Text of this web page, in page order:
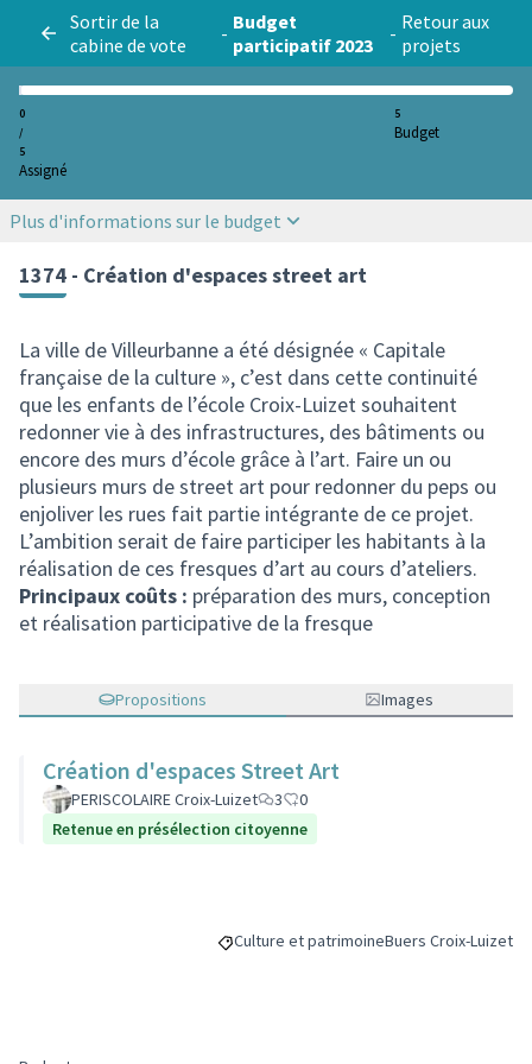
Sortir de la
cabine de vote
- Budget
participatif 2023
- Retour aux
projets
0
/
5
Assigné
5
Budget
Plus d'informations sur le budget
1374 - Création d'espaces street art
La ville de Villeurbanne a été désignée « Capitale
française de la culture », c’est dans cette continuité
que les enfants de l’école Croix-Luizet souhaitent
redonner vie à des infrastructures, des bâtiments ou
encore des murs d’école grâce à l’art. Faire un ou
plusieurs murs de street art pour redonner du peps ou
enjoliver les rues fait partie intégrante de ce projet.
L’ambition serait de faire participer les habitants à la
réalisation de ces fresques d’art au cours d’ateliers.
Principaux coûts : préparation des murs, conception
et réalisation participative de la fresque
Propositions Images
Création d'espaces Street Art
PERISCOLAIRE Croix-Luizet 3
0
Retenue en présélection citoyenne
Filtrer les résultats de la catégorie :
Culture et patrimoineFiltrer les résultats
Buers Croix-Luizet